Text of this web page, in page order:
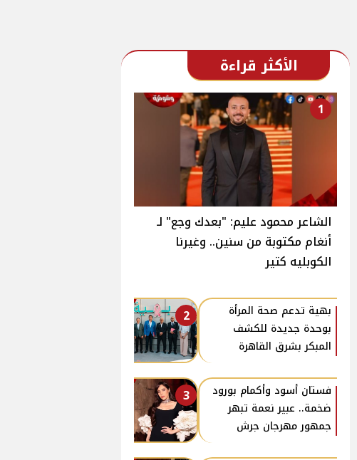
الأكثر قراءة
1
الشاعر محمود عليم: "بعدك وجع" لـ
أنغام مكتوبة من سنين.. وغيرنا
الكوبليه كتير
2
بهية تدعم صحة المرأة
بوحدة جديدة للكشف
المبكر بشرق القاهرة
3
فستان أسود وأكمام بورود
ضخمة.. عبير نعمة تبهر
جمهور مهرجان جرش